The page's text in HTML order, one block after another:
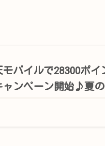
モバイルで28300ポイ
ャンペーン開始♪夏の